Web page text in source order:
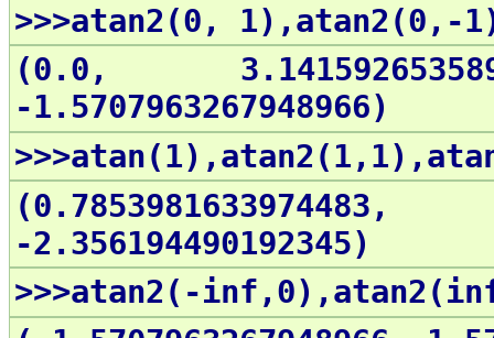
>>>atan2(0, 1),atan2(0,-
(0.0,
-1.5707963267948966)
-2.356194490192345)
>>>atan2(-